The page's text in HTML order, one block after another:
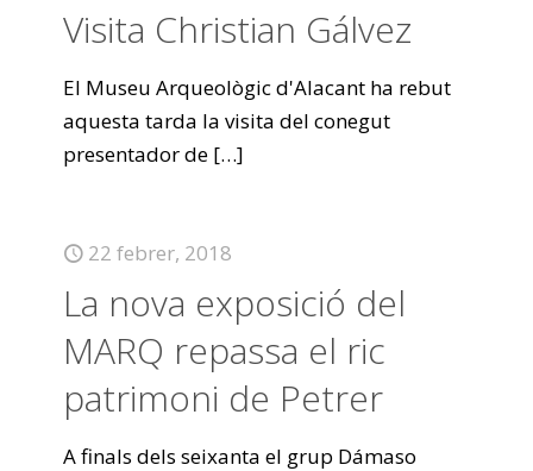
Visita Christian Gálvez
El Museu Arqueològic d'Alacant ha rebut
aquesta tarda la visita del conegut
presentador de […]
22 febrer, 2018
La nova exposició del
MARQ repassa el ric
patrimoni de Petrer
A finals dels seixanta el grup Dámaso